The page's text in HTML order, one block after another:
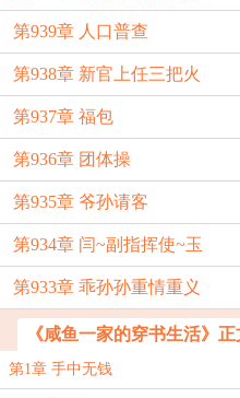
第939章 人口普查
第938章 新官上任三把火
第937章 福包
第936章 团体操
第935章 爷孙请客
第934章 闫~副指挥使~玉
第933章 乖孙孙重情重义
《咸鱼一家的穿书生活》
第1章 手中无钱